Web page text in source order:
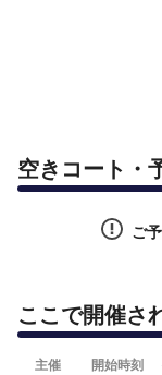
空きコート・
ご
ここで開催さ
主催 開始時刻